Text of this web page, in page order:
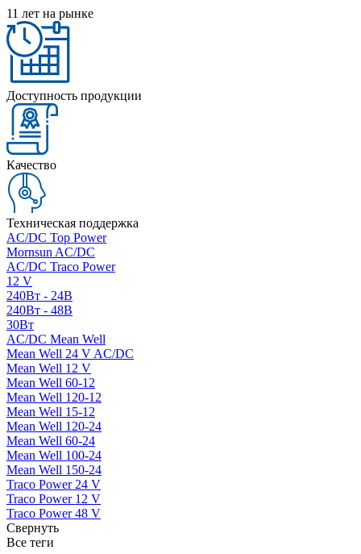
11 лет на рынке
Доступность продукции
Качество
Техническая поддержка
AC/DC Top Power
Mornsun AC/DC
AC/DC Traco Power
12 V
240Вт - 24В
240Вт - 48В
30Вт
AC/DC Mean Well
Mean Well 24 V AC/DC
Mean Well 12 V
Mean Well 60-12
Mean Well 120-12
Mean Well 15-12
Mean Well 120-24
Mean Well 60-24
Mean Well 100-24
Mean Well 150-24
Traco Power 24 V
Traco Power 12 V
Traco Power 48 V
Свернуть
Все теги